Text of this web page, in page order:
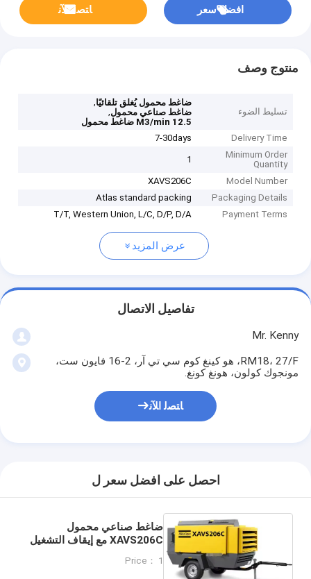
افضل سعر ﺎﺘﺼﻟ ﺍﻶﻧ
منتوج وصف
تسليط الضوء
ضاغط محمول يُغلق تلقائيًا,
ضاغط صناعي محمول,
12.5 M3/min ضاغط محمول
Delivery Time
7-30days
Minimum Order
Quantity
1
Model Number
XAVS206C
Packaging Details
Atlas standard packing
Payment Terms
T/T, Western Union, L/C, D/P, D/A
عرض المزيد
تفاصيل الاتصال
Mr. Kenny
RM18، 27/F، هو كينغ كوم سي تي آر، 2-16 فايون ست،
مونجوك كولون، هونغ كونغ.
ﺎﺘﺼﻟ ﺍﻶﻧ
احصل على افضل سعر ل
ضاغط صناعي محمول
XAVS206C مع إيقاف التشغيل
Price： 1